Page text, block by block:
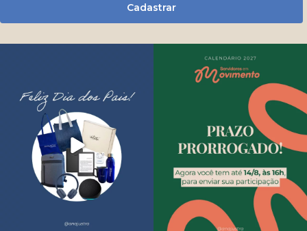
Cadastrar